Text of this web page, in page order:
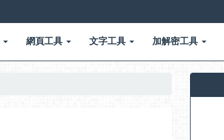
網頁工具 文字工具 加解密工具